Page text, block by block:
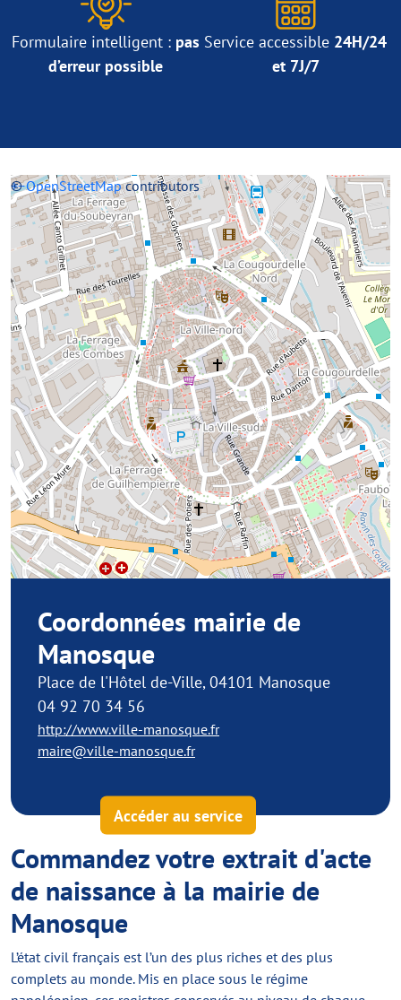
Formulaire intelligent : pas
d’erreur possible
Service accessible 24H/24
et 7J/7
+−
©OpenStreetMapcontributors
Coordonnées mairie de
Manosque
Place de l'Hôtel de-Ville, 04101 Manosque
04 92 70 34 56
http://www.ville-manosque.fr
maire@ville-manosque.fr
Accéder au service
Commandez votre extrait d'acte
de naissance à la mairie de
Manosque
L’état civil français est l’un des plus riches et des plus
complets au monde. Mis en place sous le régime